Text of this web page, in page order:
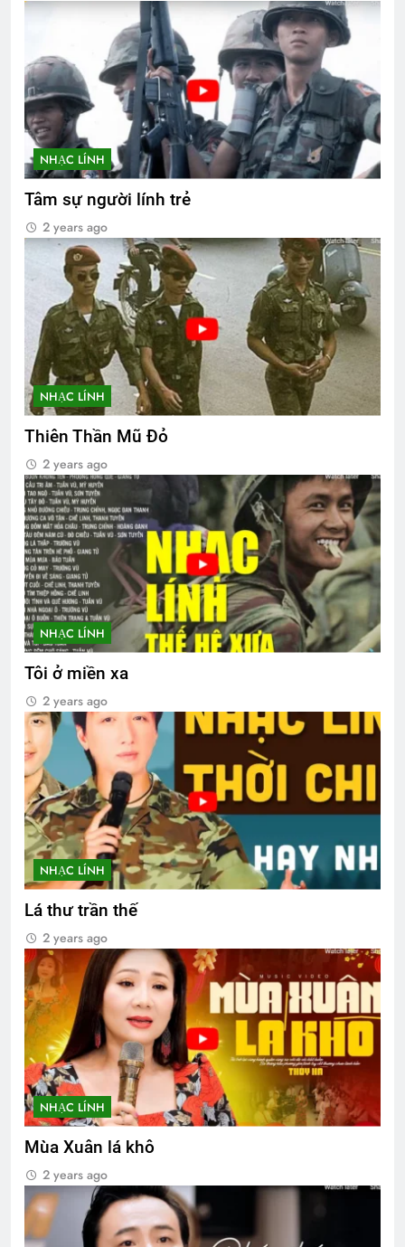
NHẠC LÍNH
Tâm sự người lính trẻ
2 years ago
NHẠC LÍNH
Thiên Thần Mũ Đỏ
2 years ago
NHẠC LÍNH
Tôi ở miền xa
2 years ago
NHẠC LÍNH
Lá thư trần thế
2 years ago
NHẠC LÍNH
Mùa Xuân lá khô
2 years ago